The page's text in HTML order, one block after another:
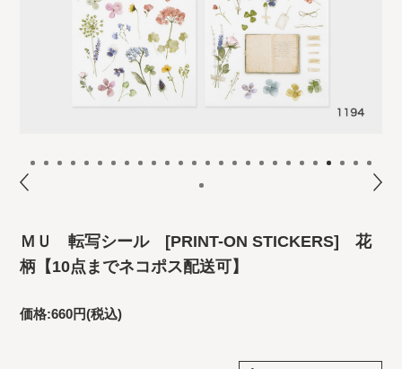
ＭＵ 転写シール [PRINT-ON STICKERS] 花
柄【10点までネコポス配送可】
価格:660円(税込)